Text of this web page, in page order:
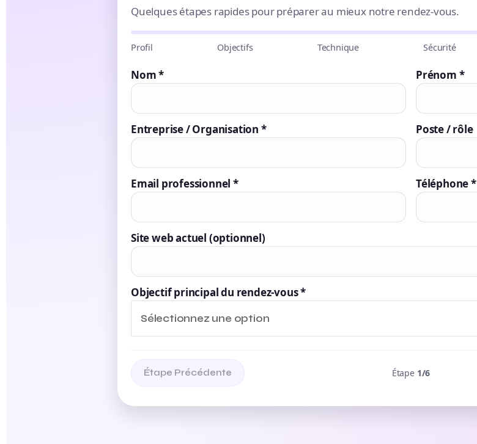
Quelques étapes rapides pour préparer au mieux notre rendez-vous.
Profil Objectifs Technique Sécurité
Nom * Prénom *
Entreprise / Organisation * Poste / rôle
Email professionnel * Téléphone *
Site web actuel (optionnel)
Objectif principal du rendez-vous *
Sélectionnez une option
Étape Précédente Étape 1/6